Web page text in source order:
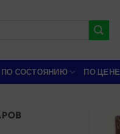
ПО СОСТОЯНИЮ ПО ЦЕНЕ